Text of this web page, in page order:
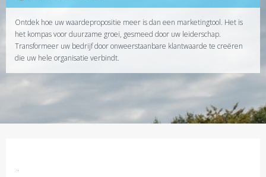
Ontdek hoe uw waardepropositie meer is dan een marketingtool. Het is
het kompas voor duurzame groei, gesmeed door uw leiderschap.
Transformeer uw bedrijf door onweerstaanbare klantwaarde te creëren
die uw hele organisatie verbindt.